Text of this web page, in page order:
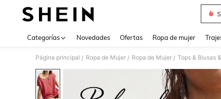
Categorías Novedades Ofertas Ropa de mujer
Página principal / Ropa de Mujer / Ropa de Mujer / Tops & Blusas